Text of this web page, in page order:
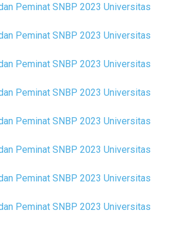
Peminat SNBP 2023 Universitas
Peminat SNBP 2023 Universitas
Peminat SNBP 2023 Universitas
Peminat SNBP 2023 Universitas
Peminat SNBP 2023 Universitas
Peminat SNBP 2023 Universitas
Peminat SNBP 2023 Universitas
Peminat SNBP 2023 Universitas